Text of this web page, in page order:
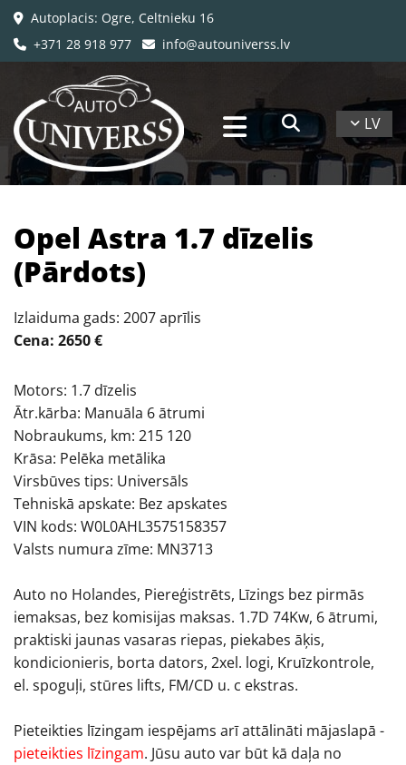
 Autoplacis: Ogre, Celtnieku 16
 +371 28 918 977  info@autouniverss.lv
LV
​Opel Astra 1.7 dīzelis
(Pārdots)
Izlaiduma gads: 2007 aprīlis
Cena: 2650 €
Motors: 1.7 dīzelis
Ātr.kārba: Manuāla 6 ātrumi
Nobraukums, km: 215 120
Krāsa: Pelēka metālika
Virsbūves tips: Universāls
Tehniskā apskate: Bez apskates
VIN kods: W0L0AHL3575158357
Valsts numura zīme: MN3713
Auto no Holandes, Piereģistrēts, Līzings bez pirmās
iemaksas, bez komisijas maksas. 1.7D 74Kw, 6 ātrumi,
praktiski jaunas vasaras riepas, piekabes āķis,
kondicionieris, borta dators, 2xel. logi, Kruīzkontrole,
el. spoguļi, stūres lifts, FM/CD u. c ekstras.
Pieteikties līzingam iespējams arī attālināti mājaslapā -
pieteikties līzingam. Jūsu auto var būt kā daļa no